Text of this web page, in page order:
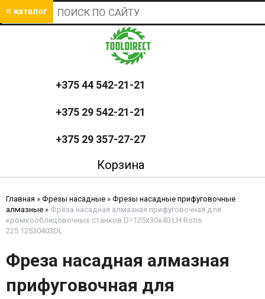
≡ каталог
+375 44 542-21-21
+375 29 542-21-21
+375 29 357-27-27
Корзина
Главная » Фрезы насадные » Фрезы насадные прифуговочные
алмазные » Фреза насадная алмазная прифуговочная для
кромкооблицовочных станков D=125x30x40 LH Rotis
225.12530403DL
Фреза насадная алмазная
прифуговочная для